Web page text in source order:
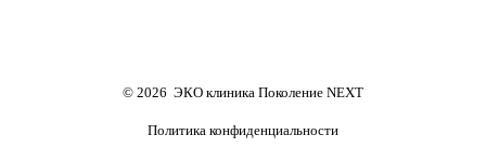
© 2026 ЭКО клиника Поколение NEXT
Политика конфиденциальности